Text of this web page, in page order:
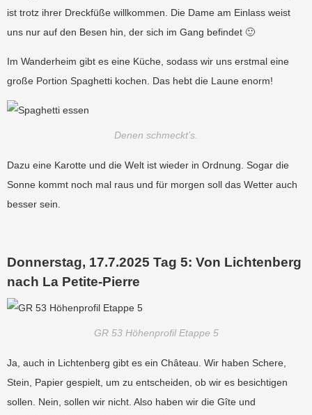
ist trotz ihrer Dreckfüße willkommen. Die Dame am Einlass weist
uns nur auf den Besen hin, der sich im Gang befindet 🙂
Im Wanderheim gibt es eine Küche, sodass wir uns erstmal eine
große Portion Spaghetti kochen. Das hebt die Laune enorm!
Denen schmeckt’s.
Dazu eine Karotte und die Welt ist wieder in Ordnung. Sogar die
Sonne kommt noch mal raus und für morgen soll das Wetter auch
besser sein.
Donnerstag, 17.7.2025 Tag 5: Von Lichtenberg
nach La Petite-Pierre
GR 53 Höhenprofil Etappe 5
Ja, auch in Lichtenberg gibt es ein Château. Wir haben Schere,
Stein, Papier gespielt, um zu entscheiden, ob wir es besichtigen
sollen. Nein, sollen wir nicht. Also haben wir die Gîte und